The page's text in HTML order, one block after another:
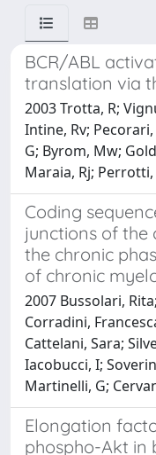
BCR/ABL
translation via
2003 Trotta, R;
Intine, Rv;
G; Byrom, Mw;
Maraia, Rj;
Coding
junctions of the
the chronic
of chronic
2007 Bussolari,
Corradini,
Cattelani, Sara;
Iacobucci, I;
Martinelli, G;
Elongation
phospho-Akt in